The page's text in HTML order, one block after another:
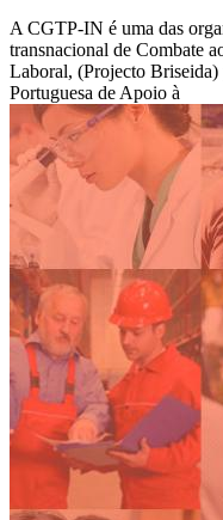
A CGTP-IN é uma das
transnacional de Combate
Laboral, (Projecto
Portuguesa de Apoio à